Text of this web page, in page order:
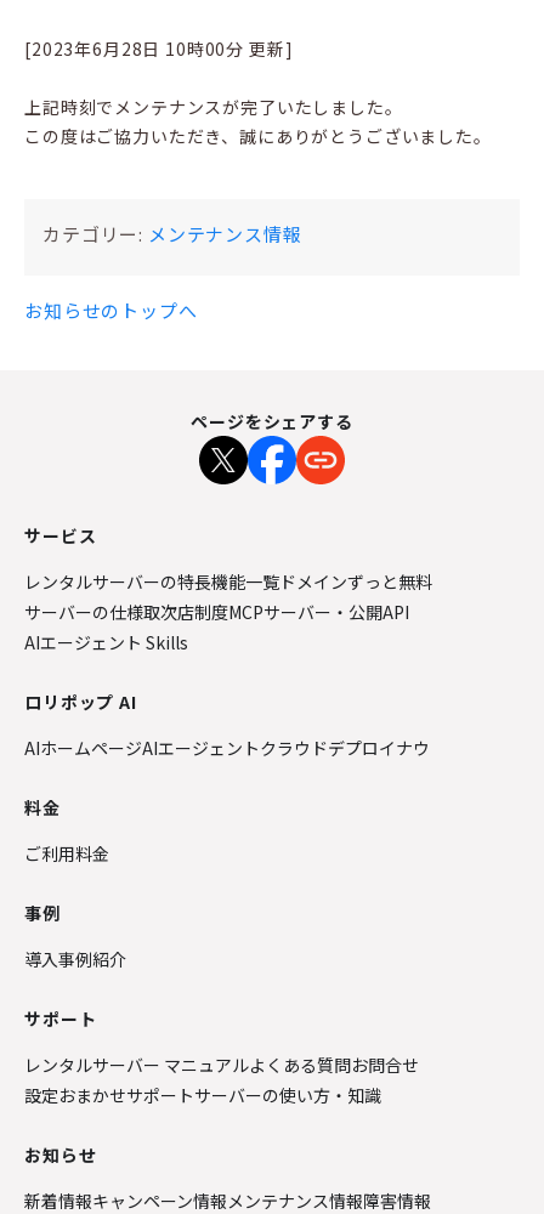
[2023年6月28日 10時00分 更新]
上記時刻でメンテナンスが完了いたしました。
この度はご協力いただき、誠にありがとうございました。
カテゴリー: メンテナンス情報
お知らせのトップへ
ページをシェアする
サービス
レンタルサーバーの特長機能一覧 ドメインずっと無料
サーバーの仕様取次店制度MCPサーバー・公開API
AIエージェント Skills
ロリポップ AI
AIホームページAIエージェントクラウドデプロイナウ
料金
ご利用料金
事例
導入事例紹介
サポート
レンタルサーバー マニュアルよくある質問お問合せ
設定おまかせサポートサーバーの使い方・知識
お知らせ
新着情報キャンペーン情報メンテナンス情報障害情報